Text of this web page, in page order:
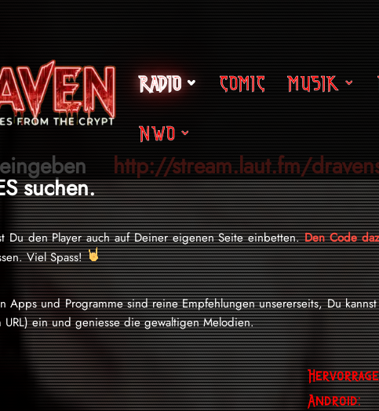
RADIO COMIC MUSIK
NWO
http://stream.laut.fm/
suchen.
Du den Player auch auf Deiner eigenen Seite einbetten.Den Code
Viel Spass!
Apps und Programme sind reine Empfehlungen unsererseits, Du
URL) ein und geniesse die gewaltigen Melodien.
Android: